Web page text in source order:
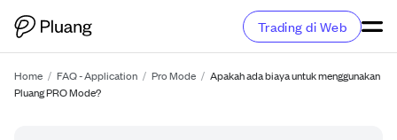
Trading di Web
Home / FAQ - Application / Pro Mode / Apakah ada biaya untuk menggunakan
Pluang PRO Mode?